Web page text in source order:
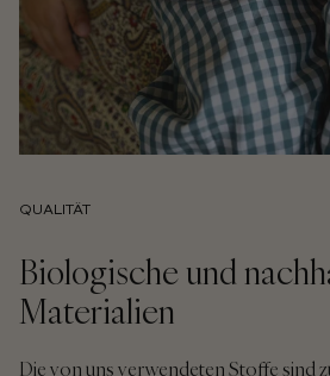
QUALITÄT
Biologische und
Materialien
Die von uns verwendeten Stoffe sind